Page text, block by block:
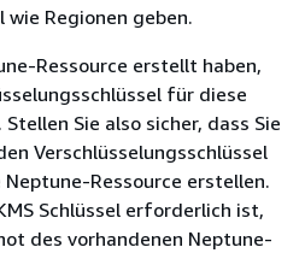
wie Regionen geben.
Ressource erstellt haben,
für diese
Sie also sicher, dass Sie
Verschlüsselungsschlüssel
Ressource erstellen.
Schlüssel erforderlich ist,
des vorhandenen Neptune-